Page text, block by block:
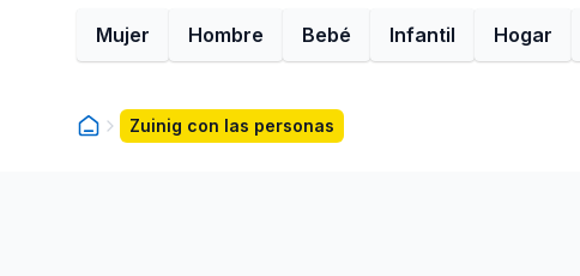
Mujer Hombre Bebé Infantil Hogar
Zuinig con las personas